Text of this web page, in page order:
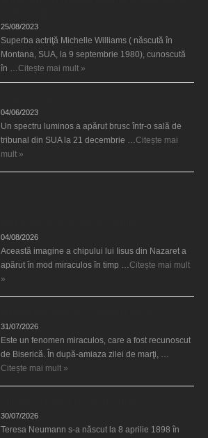
25/08/2023
Superba actriţă Michelle Williams ( născută în
Montana, SUA, la 9 septembrie 1980), cunoscută
în …Citește mai mult »
04/06/2023
Un spectru luminos a apărut brusc într-o sală de
tribunal din SUA la 21 decembrie …Citește mai
mult »
04/08/2026
Această imagine a chipului lui Iisus din Nazaret a
apărut în mod miraculos în timp …Citește mai mult
»
31/07/2026
Este un fenomen miraculos, care a fost recunoscut
de Biserică. În după-amiaza zilei de marţi, …
Citește mai mult »
30/07/2026
Teresa Neumann s-a născut la 8 aprilie 1898 în